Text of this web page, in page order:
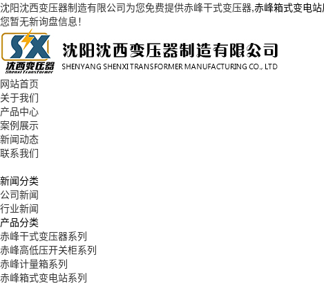
沈阳沈西变压器制造有限公司为您免费提供赤峰干式变压器,赤峰箱式变电
您暂无新询盘信息！
网站首页
关于我们
产品中心
案例展示
新闻动态
联系我们
新闻分类
公司新闻
行业新闻
产品分类
赤峰干式变压器系列
赤峰高低压开关柜系列
赤峰计量箱系列
赤峰箱式变电站系列